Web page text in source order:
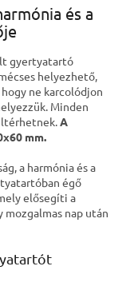
és a
gyertyatartó
helyezhető,
ne karcolódjon
Minden
A
mm.
a harmónia és a
égő
elősegíti a
nap után